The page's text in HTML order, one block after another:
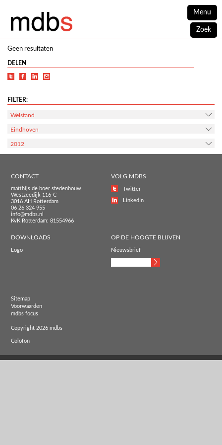
Menu
Zoek
Geen resultaten
DELEN
FILTER:
Welstand
Eindhoven
2012
CONTACT
matthijs de boer stedenbouw
Westzeedijk 116-C
3016 AH Rotterdam
06 26 324 955
info@mdbs.nl
KvK Rotterdam: 81554966
VOLG MDBS
Twitter
LinkedIn
DOWNLOADS
Logo
OP DE HOOGTE BLIJVEN
Nieuwsbrief
Sitemap
Voorwaarden
mdbs focus
Copyright 2026 mdbs
Colofon